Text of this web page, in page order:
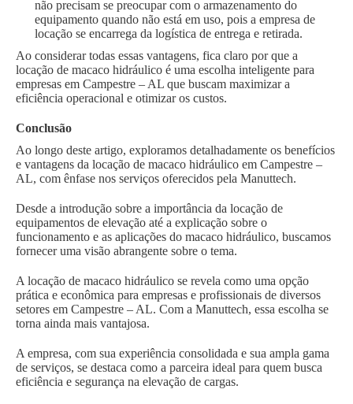
não precisam se preocupar com o armazenamento do
equipamento quando não está em uso, pois a empresa de
locação se encarrega da logística de entrega e retirada.
Ao considerar todas essas vantagens, fica claro por que a
locação de macaco hidráulico é uma escolha inteligente para
empresas em Campestre – AL que buscam maximizar a
eficiência operacional e otimizar os custos.
Conclusão
Ao longo deste artigo, exploramos detalhadamente os benefícios
e vantagens da locação de macaco hidráulico em Campestre –
AL, com ênfase nos serviços oferecidos pela Manuttech.
Desde a introdução sobre a importância da locação de
equipamentos de elevação até a explicação sobre o
funcionamento e as aplicações do macaco hidráulico, buscamos
fornecer uma visão abrangente sobre o tema.
A locação de macaco hidráulico se revela como uma opção
prática e econômica para empresas e profissionais de diversos
setores em Campestre – AL. Com a Manuttech, essa escolha se
torna ainda mais vantajosa.
A empresa, com sua experiência consolidada e sua ampla gama
de serviços, se destaca como a parceira ideal para quem busca
eficiência e segurança na elevação de cargas.